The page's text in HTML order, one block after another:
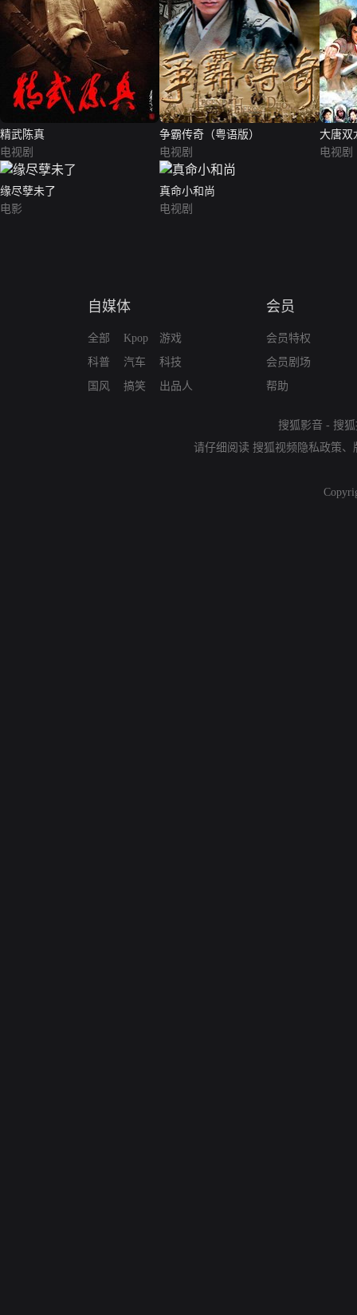
精武陈真
电视剧
争霸传奇（粤语版）
电视剧
大唐双
电视剧
缘尽孽未了
电影
真命小和尚
电视剧
自媒体
全部
科普
国风
Kpop
汽车
搞笑
游戏
科技
出品人
会员
会员特权
会员剧场
帮助
搜狐影音 - 搜
请仔细阅读 搜狐视频隐私政策、